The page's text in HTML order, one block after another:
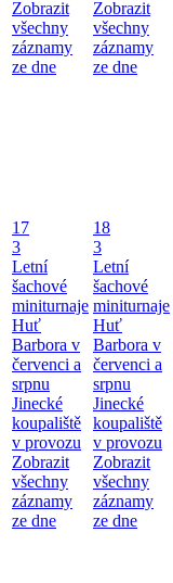
Zobrazit
všechny
záznamy
ze dne
Zobrazit
všechny
záznamy
ze dne
17
3
Letní
šachové
miniturnaje
Huť
Barbora v
červenci a
srpnu
Jinecké
koupaliště
v provozu
Zobrazit
všechny
záznamy
ze dne
18
3
Letní
šachové
miniturnaje
Huť
Barbora v
červenci a
srpnu
Jinecké
koupaliště
v provozu
Zobrazit
všechny
záznamy
ze dne